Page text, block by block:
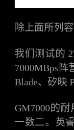
除上面所列
我们测试的
7000MBps
Blade、矽映
GM7000的耐
一数二。英